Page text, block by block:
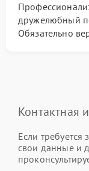
дружелюбный
Обязательно
Контактная
Если требуется
свои данные и